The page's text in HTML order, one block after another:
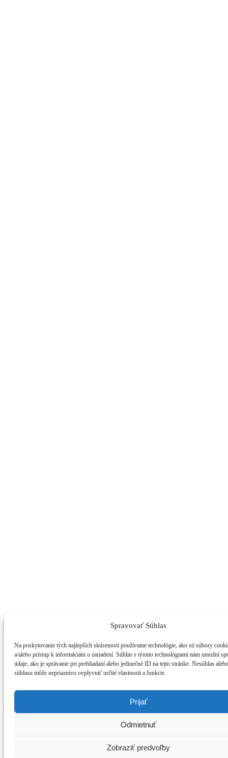
Spravovať Súhlas
Na poskytovanie tých najlepších skúseností používame technológie, ako sú súbory
a/alebo prístup k informáciám o zariadení. Súhlas s týmito technológiami nám umožní
údaje, ako je správanie pri prehliadaní alebo jedinečné ID na tejto stránke. Nesúhlas
súhlasu môže nepriaznivo ovplyvniť určité vlastnosti a funkcie.
Prijať
Odmietnuť
Zobraziť predvoľby